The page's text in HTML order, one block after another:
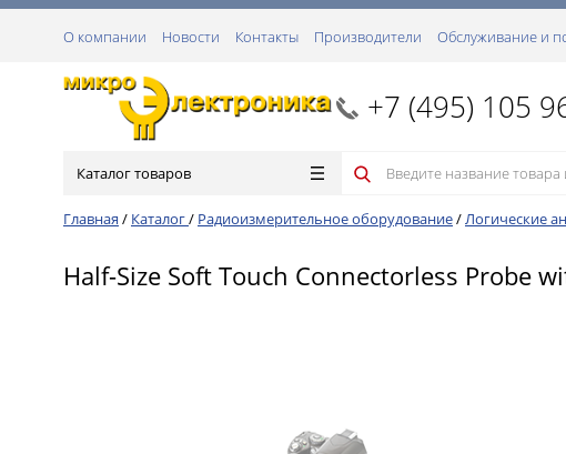
О компании Новости Контакты Производители Обслуживание и
+7 (495) 105
Каталог товаров
Главная / Каталог/ Радиоизмерительное оборудование/Логические
Half-Size Soft Touch Connectorless Probe